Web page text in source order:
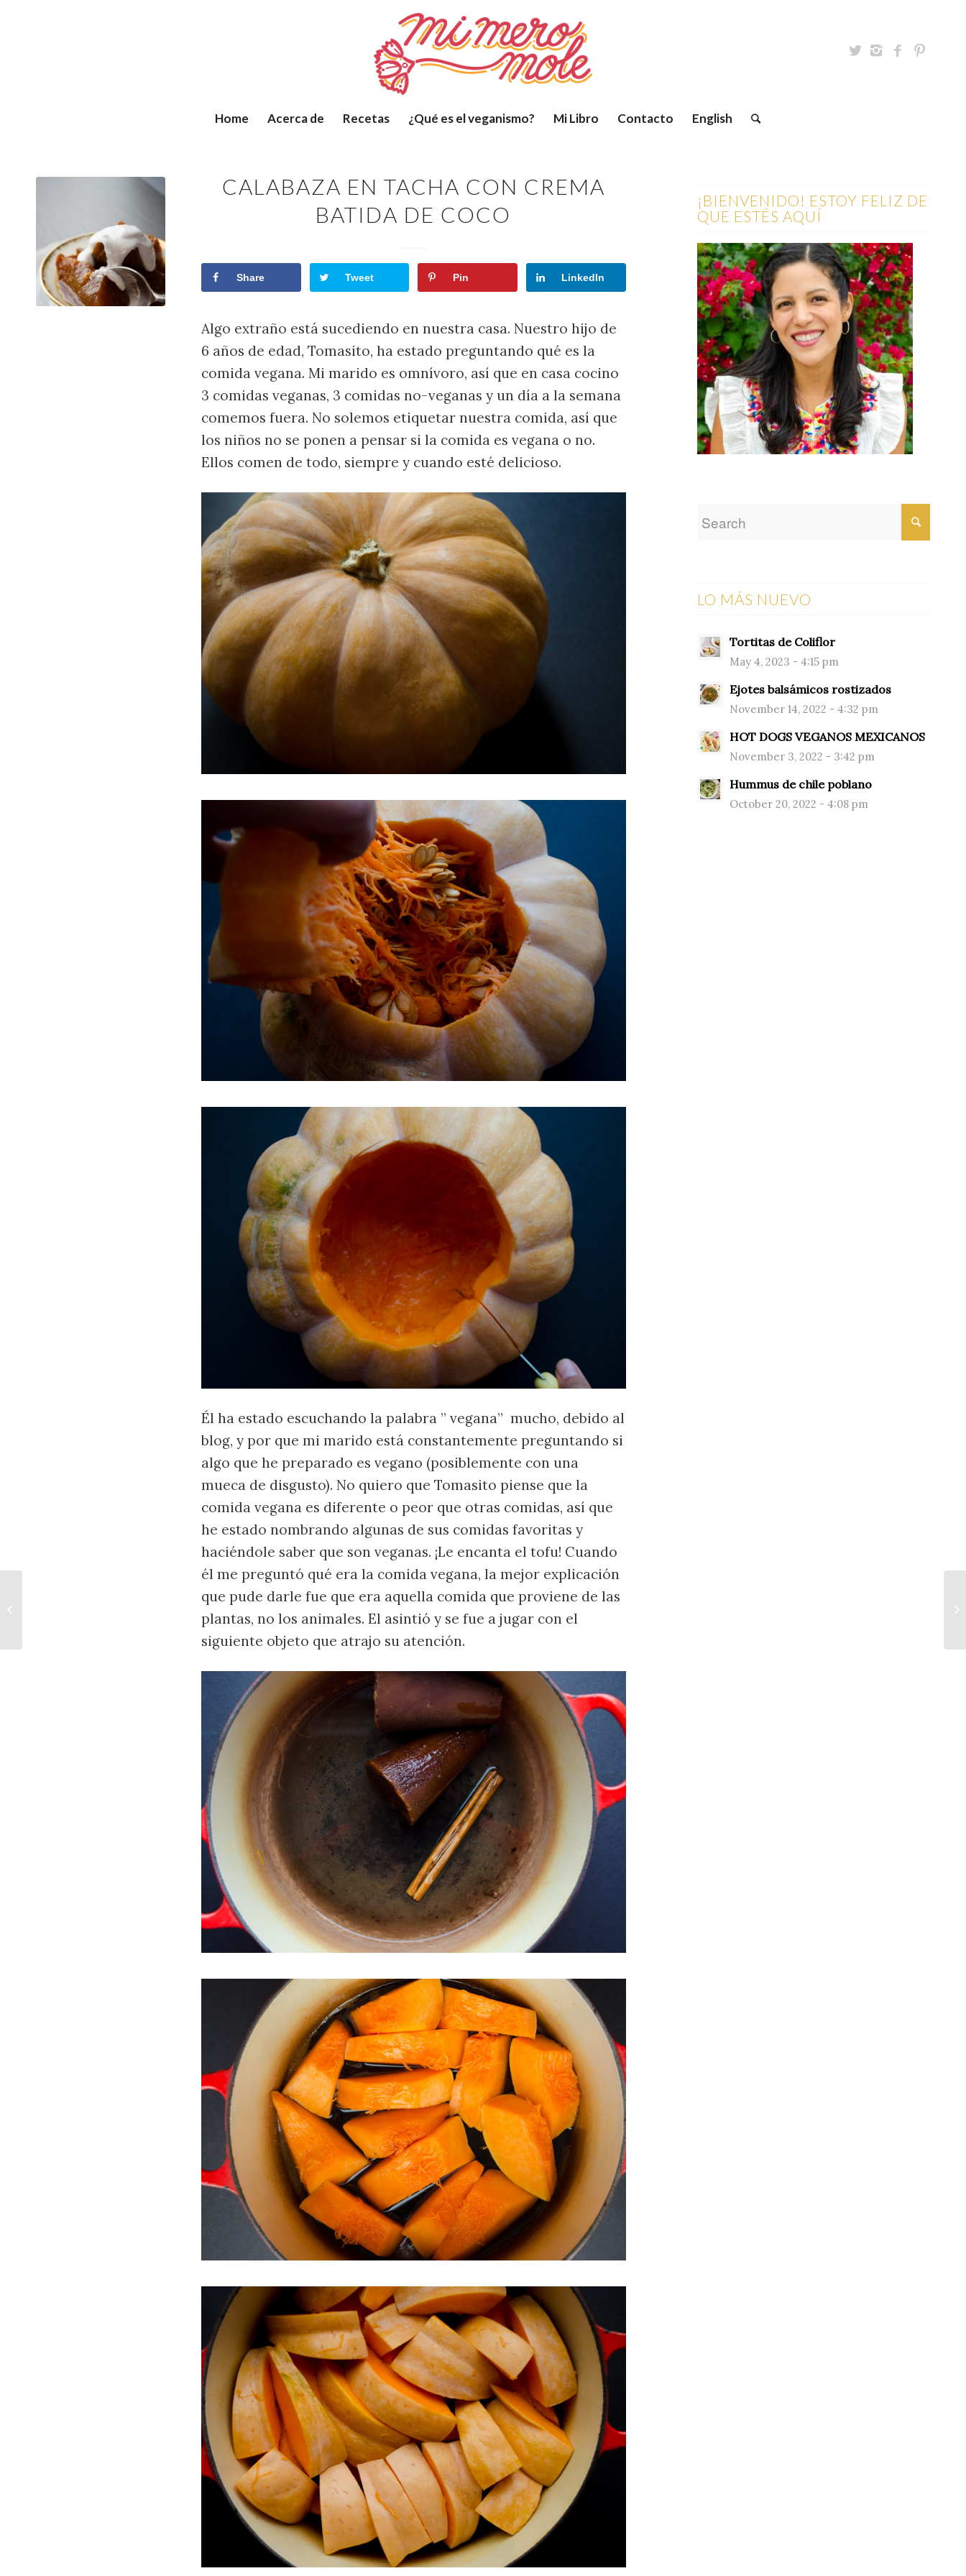
Home Acerca de Recetas ¿Qué es el veganismo? Mi Libro Contacto English
CALABAZA EN TACHA CON CREMA
BATIDA DE COCO
Share Tweet Pin LinkedIn
Algo extraño está sucediendo en nuestra casa. Nuestro hijo de
6 años de edad, Tomasito, ha estado preguntando qué es la
comida vegana. Mi marido es omnívoro, así que en casa cocino
3 comidas veganas, 3 comidas no-veganas y un día a la semana
comemos fuera. No solemos etiquetar nuestra comida, así que
los niños no se ponen a pensar si la comida es vegana o no.
Ellos comen de todo, siempre y cuando esté delicioso.
Él ha estado escuchando la palabra ” vegana” mucho, debido al
blog, y por que mi marido está constantemente preguntando si
algo que he preparado es vegano (posiblemente con una
mueca de disgusto). No quiero que Tomasito piense que la
comida vegana es diferente o peor que otras comidas, así que
he estado nombrando algunas de sus comidas favoritas y
haciéndole saber que son veganas. ¡Le encanta el tofu! Cuando
él me preguntó qué era la comida vegana, la mejor explicación
que pude darle fue que era aquella comida que proviene de las
plantas, no los animales. El asintió y se fue a jugar con el
siguiente objeto que atrajo su atención.
¡BIENVENIDO! ESTOY FELIZ DE
QUE ESTÉS AQUÍ
LO MÁS NUEVO
Tortitas de Coliflor
May 4, 2023 - 4:15 pm
Ejotes balsámicos rostizados
November 14, 2022 - 4:32 pm
HOT DOGS VEGANOS MEXICANOS
November 3, 2022 - 3:42 pm
Hummus de chile poblano
October 20, 2022 - 4:08 pm